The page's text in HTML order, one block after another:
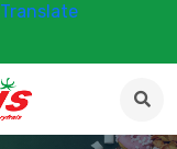
Translate